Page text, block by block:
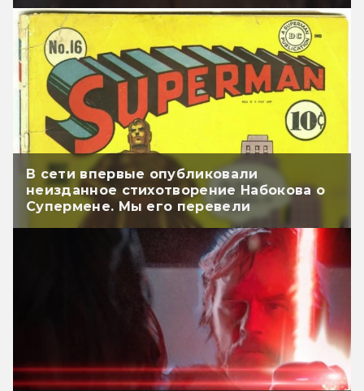
В сети впервые опубликовали
неизданное стихотворение Набокова о
Супермене. Мы его перевели